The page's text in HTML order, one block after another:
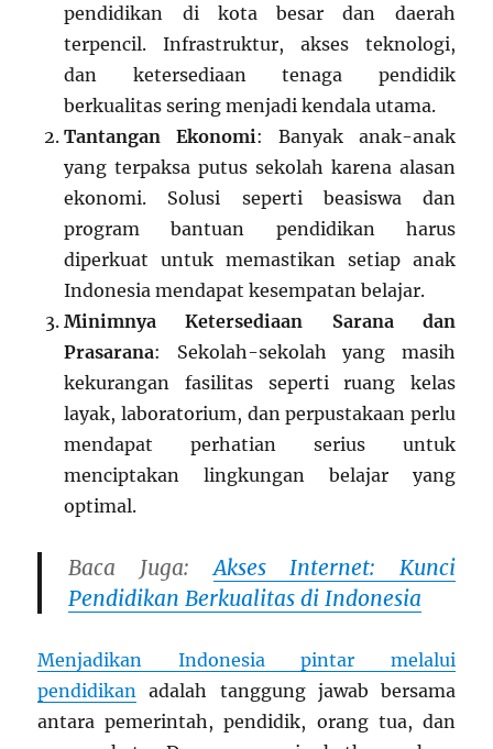
pendidikan di kota besar dan daerah
terpencil. Infrastruktur, akses teknologi,
dan ketersediaan tenaga pendidik
berkualitas sering menjadi kendala utama.
Tantangan Ekonomi: Banyak anak-anak
yang terpaksa putus sekolah karena alasan
ekonomi. Solusi seperti beasiswa dan
program bantuan pendidikan harus
diperkuat untuk memastikan setiap anak
Indonesia mendapat kesempatan belajar.
Minimnya Ketersediaan Sarana dan
Prasarana: Sekolah-sekolah yang masih
kekurangan fasilitas seperti ruang kelas
layak, laboratorium, dan perpustakaan perlu
mendapat perhatian serius untuk
menciptakan lingkungan belajar yang
optimal.
Baca Juga:Akses Internet: Kunci
Pendidikan Berkualitas di Indonesia
Menjadikan Indonesia pintar melalui
pendidikan adalah tanggung jawab bersama
antara pemerintah, pendidik, orang tua, dan